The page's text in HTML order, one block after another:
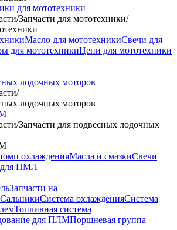
для мототехники
/Запчасти для мототехники/
Масло для мототехникиСвечи для
для мототехникиЦепи для мототехники
лодочных моторов
/
лодочных моторов
/Запчасти для подвесных лодочных
охлажденияМасла и смазкиСвечи
ПМЛ
Запчасти на
СальникиСистема охлажденияСистема
Топливная система
для ПЛМПоршневая группа